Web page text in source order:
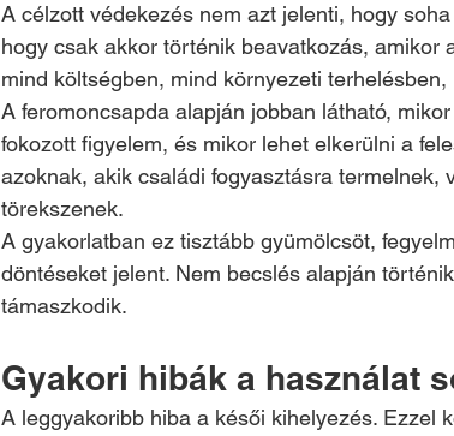
A célzott védekezés nem azt jelenti, hogy
hogy csak akkor történik beavatkozás, amikor
mind költségben, mind környezeti
A feromoncsapda alapján jobban látható,
fokozott figyelem, és mikor lehet elkerülni a
azoknak, akik családi fogyasztásra
törekszenek.
A gyakorlatban ez tisztább gyümölcsöt,
döntéseket jelent. Nem becslés alapján
támaszkodik.
Gyakori hibák a használat
A leggyakoribb hiba a késői kihelyezés. Ezzel